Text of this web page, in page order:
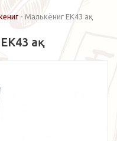
- Малькёниг EK43 ақ
ақ